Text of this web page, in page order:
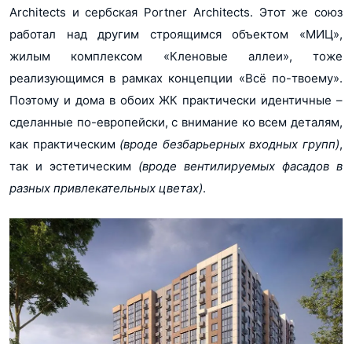
Architects и сербская Portner Architects. Этот же союз
работал над другим строящимся объектом «МИЦ»,
жилым комплексом «Кленовые аллеи», тоже
реализующимся в рамках концепции «Всё по-твоему».
Поэтому и дома в обоих ЖК практически идентичные –
сделанные по-европейски, с внимание ко всем деталям,
как практическим (вроде безбарьерных входных групп),
так и эстетическим (вроде вентилируемых фасадов в
разных привлекательных цветах).